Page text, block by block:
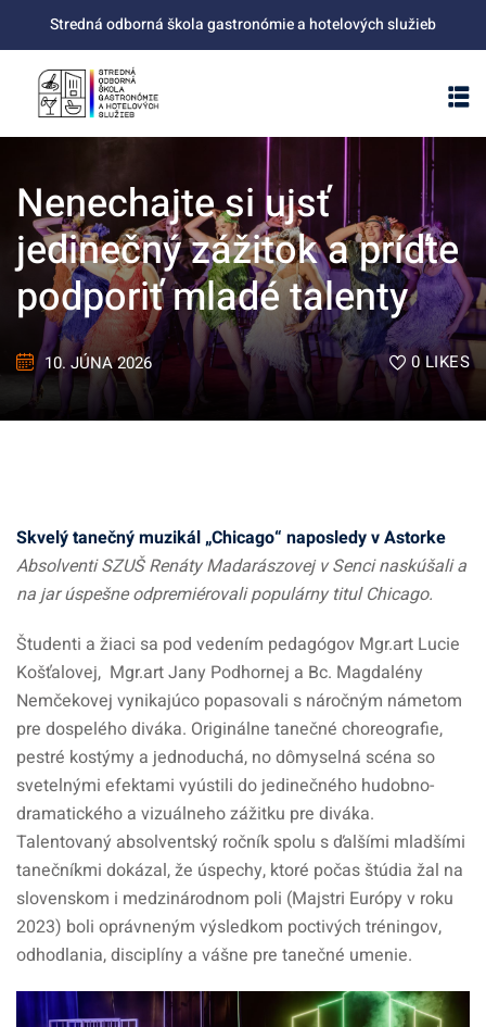
content
Stredná odborná škola gastronómie a hotelových služieb
Nenechajte si ujsť
jedinečný zážitok a príďte
podporiť mladé talenty
10. JÚNA 2026 0LIKES
Skvelý tanečný muzikál „Chicago“ naposledy v Astorke
Absolventi SZUŠ Renáty Madarászovej v Senci naskúšali a
na jar úspešne odpremiérovali populárny titul Chicago.
Študenti a žiaci sa pod vedením pedagógov Mgr.art Lucie
Košťalovej, Mgr.art Jany Podhornej a Bc. Magdalény
Nemčekovej vynikajúco popasovali s náročným námetom
pre dospelého diváka. Originálne tanečné choreografie,
pestré kostýmy a jednoduchá, no dômyselná scéna so
svetelnými efektami vyústili do jedinečného hudobno-
dramatického a vizuálneho zážitku pre diváka.
Talentovaný absolventský ročník spolu s ďalšími mladšími
tanečníkmi dokázal, že úspechy, ktoré počas štúdia žal na
slovenskom i medzinárodnom poli (Majstri Európy v roku
2023) boli oprávneným výsledkom poctivých tréningov,
odhodlania, disciplíny a vášne pre tanečné umenie.